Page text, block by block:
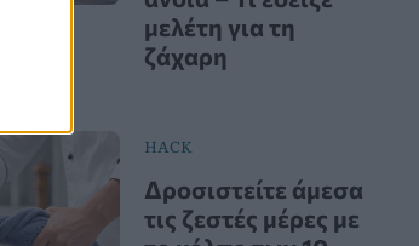
μελέτη για τη
ζάχαρη
HACK
Δροσιστείτε άμεσα
τις ζεστές μέρες με